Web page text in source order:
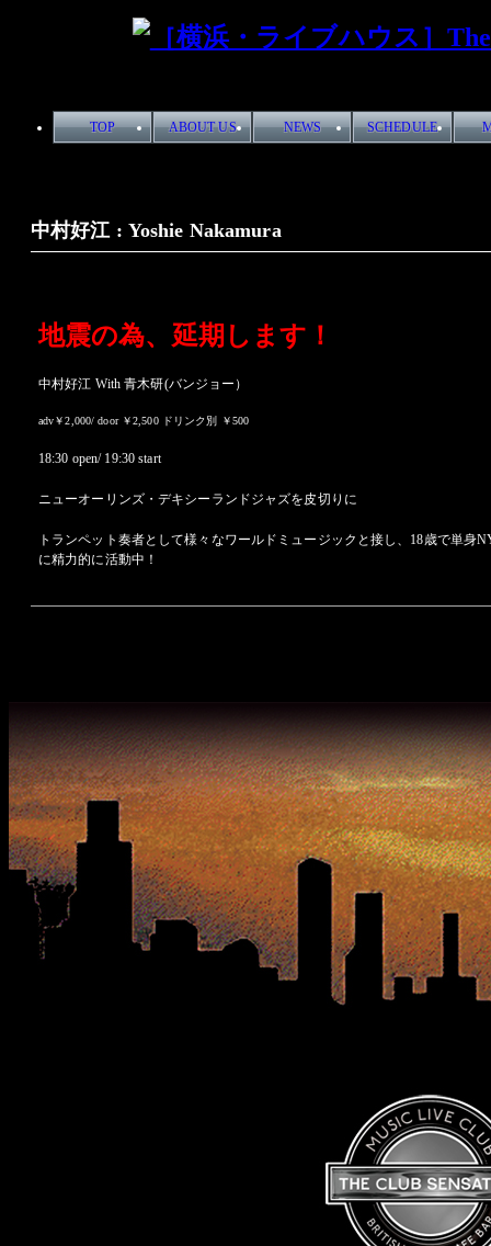
TOP ABOUT US NEWS SCHEDULE
中村好江 : Yoshie Nakamura
地震の為、延期します！
中村好江 With 青木研(バンジョー）
adv￥2,000/ door ￥2,500 ドリンク別 ￥500
18:30 open/ 19:30 start
ニューオーリンズ・デキシーランドジャズを皮切りに
トランペット奏者として様々なワールドミュージックと接し、18歳で単身
に精力的に活動中！